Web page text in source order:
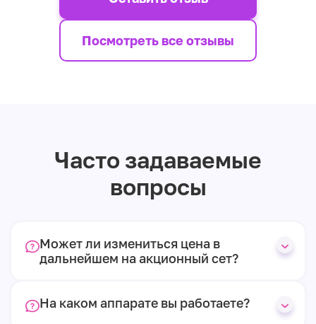
Посмотреть все отзывы
Часто задаваемые
вопросы
Может ли измениться цена в
дальнейшем на акционный сет?
На каком аппарате вы работаете?